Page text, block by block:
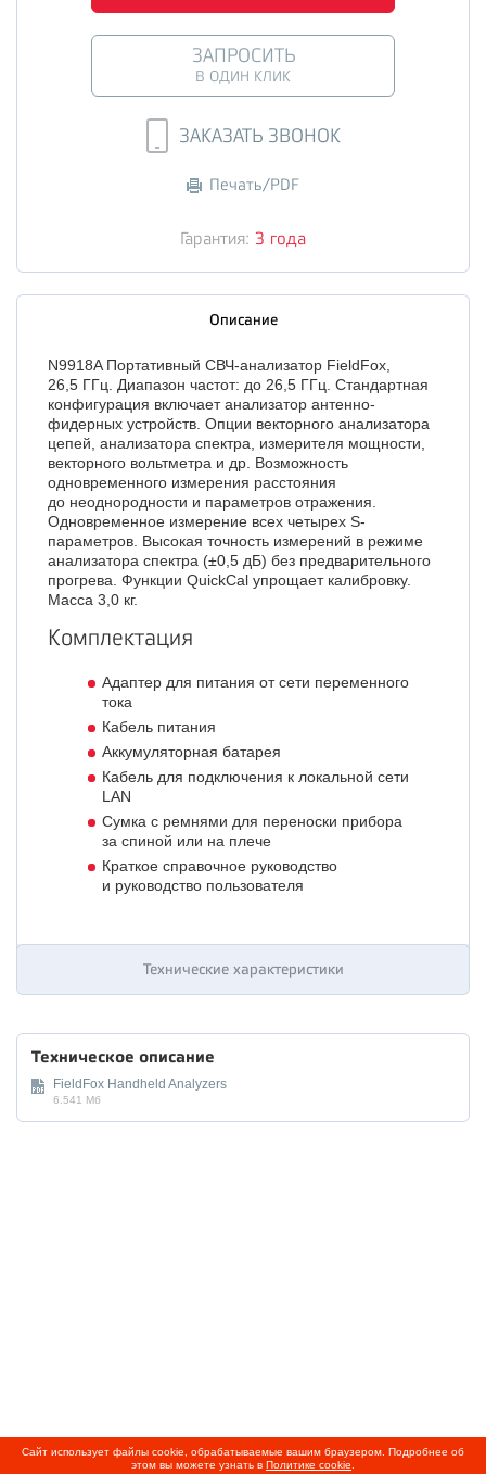
ЗАПРОСИТЬ
В ОДИН КЛИК
ЗАКАЗАТЬ ЗВОНОК
Печать/PDF
Гарантия: 3 года
Описание
N9918A Портативный СВЧ-анализатор FieldFox,
26,5 ГГц. Диапазон частот: до 26,5 ГГц. Стандартная
конфигурация включает анализатор антенно-
фидерных устройств. Опции векторного анализатора
цепей, анализатора спектра, измерителя мощности,
векторного вольтметра и др. Возможность
одновременного измерения расстояния
до неоднородности и параметров отражения.
Одновременное измерение всех четырех S-
параметров. Высокая точность измерений в режиме
анализатора спектра (±0,5 дБ) без предварительного
прогрева. Функции QuickCal упрощает калибровку.
Масса 3,0 кг.
Комплектация
Адаптер для питания от сети переменного
тока
Кабель питания
Аккумуляторная батарея
Кабель для подключения к локальной сети
LAN
Сумка с ремнями для переноски прибора
за спиной или на плече
Краткое справочное руководство
и руководство пользователя
Технические характеристики
Техническое описание
FieldFox Handheld Analyzers
6.541 Мб
Сайт использует файлы cookie, обрабатываемые вашим браузером. Подробнее об
этом вы можете узнать в Политике cookie